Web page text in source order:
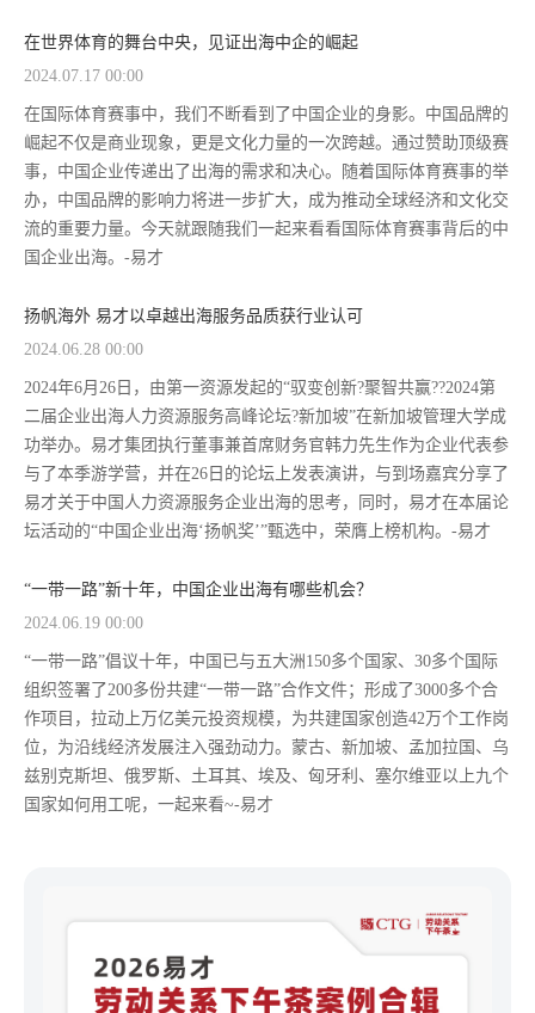
在世界体育的舞台中央，见证出海中企的崛起
2024.07.17 00:00
在国际体育赛事中，我们不断看到了中国企业的身影。中国品牌的
崛起不仅是商业现象，更是文化力量的一次跨越。通过赞助顶级赛
事，中国企业传递出了出海的需求和决心。随着国际体育赛事的举
办，中国品牌的影响力将进一步扩大，成为推动全球经济和文化交
流的重要力量。今天就跟随我们一起来看看国际体育赛事背后的中
国企业出海。-易才
扬帆海外 易才以卓越出海服务品质获行业认可
2024.06.28 00:00
2024年6月26日，由第一资源发起的“驭变创新?聚智共赢??2024第
二届企业出海人力资源服务高峰论坛?新加坡”在新加坡管理大学成
功举办。易才集团执行董事兼首席财务官韩力先生作为企业代表参
与了本季游学营，并在26日的论坛上发表演讲，与到场嘉宾分享了
易才关于中国人力资源服务企业出海的思考，同时，易才在本届论
坛活动的“中国企业出海‘扬帆奖’”甄选中，荣膺上榜机构。-易才
“一带一路”新十年，中国企业出海有哪些机会？
2024.06.19 00:00
“一带一路”倡议十年，中国已与五大洲150多个国家、30多个国际
组织签署了200多份共建“一带一路”合作文件；形成了3000多个合
作项目，拉动上万亿美元投资规模，为共建国家创造42万个工作岗
位，为沿线经济发展注入强劲动力。蒙古、新加坡、孟加拉国、乌
兹别克斯坦、俄罗斯、土耳其、埃及、匈牙利、塞尔维亚以上九个
国家如何用工呢，一起来看~-易才